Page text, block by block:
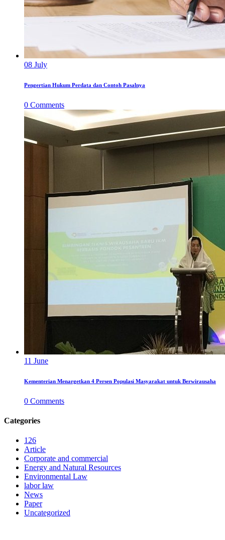
08 July
Pengertian Hukum Perdata dan Contoh Pasalnya
0 Comments
11 June
Kementerian Menargetkan 4 Persen Populasi Masyarakat untuk Berwirausaha
0 Comments
Categories
126
Article
Corporate and commercial
Energy and Natural Resources
Environmental Law
labor law
News
Paper
Uncategorized